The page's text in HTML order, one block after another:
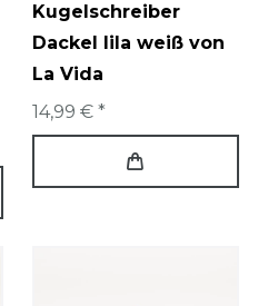
Kugelschreiber
Dackel lila weiß von
La Vida
14,99 € *